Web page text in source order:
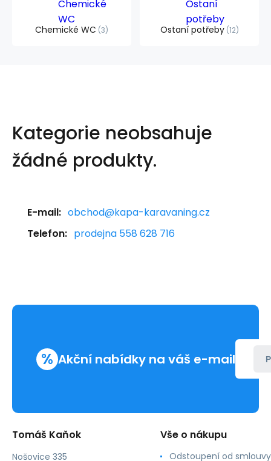
Chemické WC 3 Ostaní potřeby 12
Kategorie neobsahuje
žádné produkty.
E-mail: obchod@kapa-karavaning.cz
Telefon: prodejna 558 628 716
% Akční nabídky na váš e-mail
Tomáš Kaňok
Nošovice 335
Vše o nákupu
Odstoupení od smlouvy